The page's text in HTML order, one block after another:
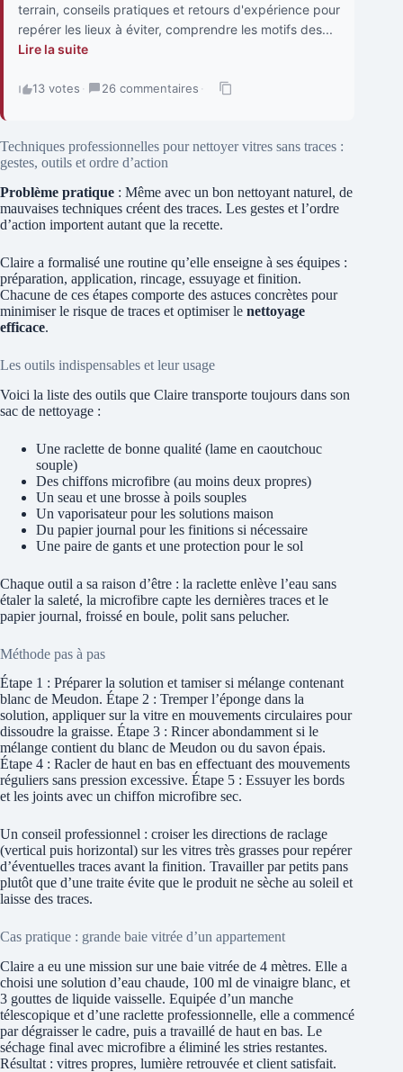
terrain, conseils pratiques et retours d'expérience pour
repérer les lieux à éviter, comprendre les motifs des...
Lire la suite
13 votes · 26 commentaires ·
Techniques professionnelles pour nettoyer vitres sans traces :
gestes, outils et ordre d’action
Problème pratique : Même avec un bon nettoyant naturel, de
mauvaises techniques créent des traces. Les gestes et l’ordre
d’action importent autant que la recette.
Claire a formalisé une routine qu’elle enseigne à ses équipes :
préparation, application, rincage, essuyage et finition.
Chacune de ces étapes comporte des astuces concrètes pour
minimiser le risque de traces et optimiser le nettoyage
efficace.
Les outils indispensables et leur usage
Voici la liste des outils que Claire transporte toujours dans son
sac de nettoyage :
Une raclette de bonne qualité (lame en caoutchouc
souple)
Des chiffons microfibre (au moins deux propres)
Un seau et une brosse à poils souples
Un vaporisateur pour les solutions maison
Du papier journal pour les finitions si nécessaire
Une paire de gants et une protection pour le sol
Chaque outil a sa raison d’être : la raclette enlève l’eau sans
étaler la saleté, la microfibre capte les dernières traces et le
papier journal, froissé en boule, polit sans pelucher.
Méthode pas à pas
Étape 1 : Préparer la solution et tamiser si mélange contenant
blanc de Meudon. Étape 2 : Tremper l’éponge dans la
solution, appliquer sur la vitre en mouvements circulaires pour
dissoudre la graisse. Étape 3 : Rincer abondamment si le
mélange contient du blanc de Meudon ou du savon épais.
Étape 4 : Racler de haut en bas en effectuant des mouvements
réguliers sans pression excessive. Étape 5 : Essuyer les bords
et les joints avec un chiffon microfibre sec.
Un conseil professionnel : croiser les directions de raclage
(vertical puis horizontal) sur les vitres très grasses pour repérer
d’éventuelles traces avant la finition. Travailler par petits pans
plutôt que d’une traite évite que le produit ne sèche au soleil et
laisse des traces.
Cas pratique : grande baie vitrée d’un appartement
Claire a eu une mission sur une baie vitrée de 4 mètres. Elle a
choisi une solution d’eau chaude, 100 ml de vinaigre blanc, et
3 gouttes de liquide vaisselle. Equipée d’un manche
télescopique et d’une raclette professionnelle, elle a commencé
par dégraisser le cadre, puis a travaillé de haut en bas. Le
séchage final avec microfibre a éliminé les stries restantes.
Résultat : vitres propres, lumière retrouvée et client satisfait.